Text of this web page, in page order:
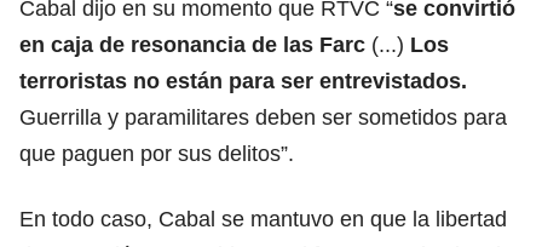
Cabal dijo en su momento que RTVC “se convirtió
en caja de resonancia de las Farc (...) Los
terroristas no están para ser entrevistados.
Guerrilla y paramilitares deben ser sometidos para
que paguen por sus delitos”.
En todo caso, Cabal se mantuvo en que la libertad